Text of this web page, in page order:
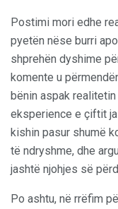
Postimi mori edhe
pyetën nëse burri
shprehën dyshime
komente u
bënin aspak
eksperience e çiftit
kishin pasur shumë
të ndryshme, dhe
jashtë njohjes së
Po ashtu, në rrëfim